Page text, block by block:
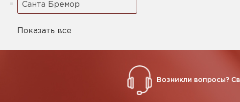
Санта Бремор
Показать все
Возникли вопросы?